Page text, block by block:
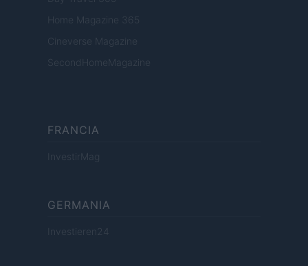
Home Magazine 365
Cineverse Magazine
SecondHomeMagazine
FRANCIA
InvestirMag
GERMANIA
Investieren24